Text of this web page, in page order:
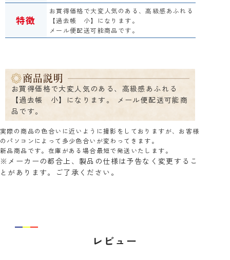
特徴
お買得価格で大変人気のある、高級感あふれる
【過去帳 小】になります。
メール便配送可能商品です。
お買得価格で大変人気のある、高級感あふれる
【過去帳 小】になります。 メール便配送可能商
品です。
実際の商品の色合いに近いように撮影をしておりますが、お客様
のパソコンによって多少色合いが変わってきます。
新品商品です。在庫がある場合最短で発送いたします。
※メーカーの都合上、製品の仕様は予告なく変更するこ
とがあります。ご了承ください。
レビュー